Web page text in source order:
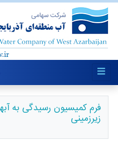
فرم کمیسیون رسیدگی به
زیرزمینی